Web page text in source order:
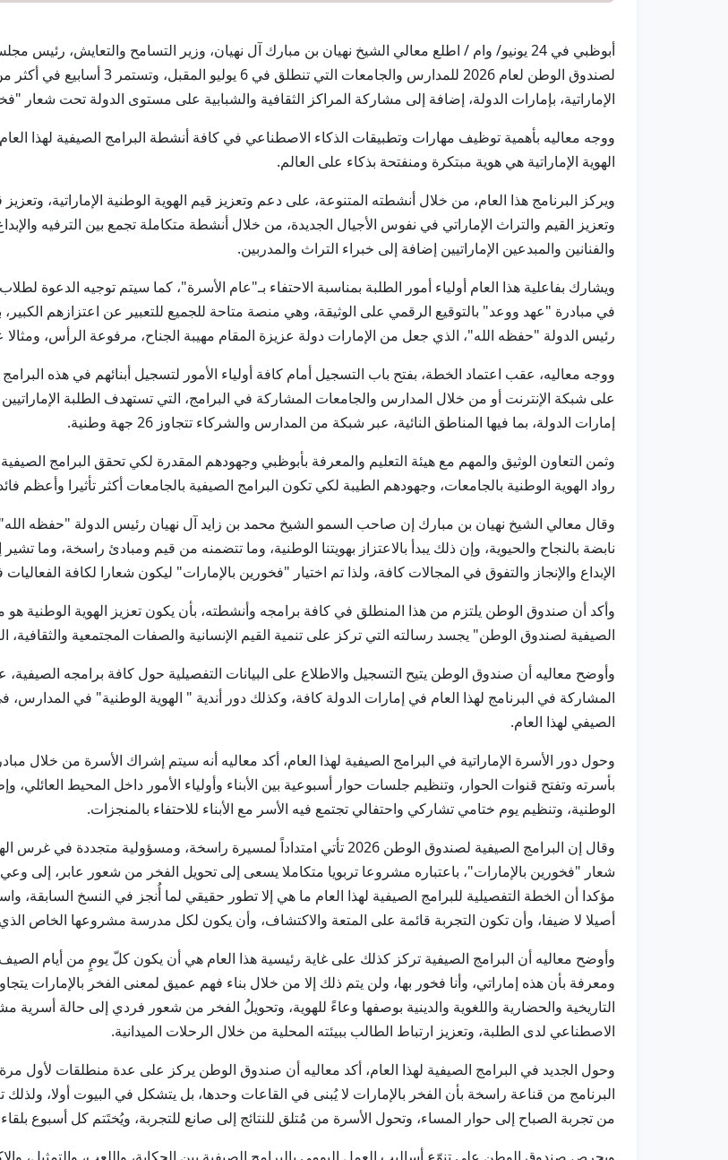
أبوظبي في 24 يونيو/ وام / اطلع معالي الشيخ نهيان بن مبارك آل نهيان، وزير التسامح والتعايش،
الإماراتية، بإمارات الدولة، إضافة إلى مشاركة المراكز الثقافية والشبابية على مستوى الدولة تحت شعار
ووجه معاليه بأهمية توظيف مهارات وتطبيقات الذكاء الاصطناعي في كافة أنشطة البرامج الصيفية لهذا
الهوية الإماراتية هي هوية مبتكرة ومنفتحة بذكاء على العالم.
ويركز البرنامج هذا العام، من خلال أنشطته المتنوعة، على دعم وتعزيز قيم الهوية الوطنية الإماراتية،
وتعزيز القيم والتراث الإماراتي في نفوس الأجيال الجديدة، من خلال أنشطة متكاملة تجمع بين الترفيه
والفنانين والمبدعين الإماراتيين إضافة إلى خبراء التراث والمدربين.
ويشارك بفاعلية هذا العام أولياء أمور الطلبة بمناسبة الاحتفاء بـ"عام الأسرة"، كما سيتم توجيه الدعوة
في مبادرة "عهد ووعد" بالتوقيع الرقمي على الوثيقة، وهي منصة متاحة للجميع للتعبير عن اعتزازهم
رئيس الدولة "حفظه الله"، الذي جعل من الإمارات دولة عزيزة المقام مهيبة الجناح، مرفوعة الرأس، ومثالا
ووجه معاليه، عقب اعتماد الخطة، بفتح باب التسجيل أمام كافة أولياء الأمور لتسجيل أبنائهم في هذه
إمارات الدولة، بما فيها المناطق النائية، عبر شبكة من المدارس والشركاء تتجاوز 26 جهة وطنية.
وثمن التعاون الوثيق والمهم مع هيئة التعليم والمعرفة بأبوظبي وجهودهم المقدرة لكي تحقق البرامج
رواد الهوية الوطنية بالجامعات، وجهودهم الطيبة لكي تكون البرامج الصيفية بالجامعات أكثر تأثيرا وأعظم
وقال معالي الشيخ نهيان بن مبارك إن صاحب السمو الشيخ محمد بن زايد آل نهيان رئيس الدولة "حفظه
نابضة بالنجاح والحيوية، وإن ذلك يبدأ بالاعتزاز بهويتنا الوطنية، وما تتضمنه من قيم ومبادئ راسخة، وما
الإبداع والإنجاز والتفوق في المجالات كافة، ولذا تم اختيار "فخورين بالإمارات" ليكون شعارا لكافة
وأكد أن صندوق الوطن يلتزم من هذا المنطلق في كافة برامجه وأنشطته، بأن يكون تعزيز الهوية الوطنية
الصيفية لصندوق الوطن" يجسد رسالته التي تركز على تنمية القيم الإنسانية والصفات المجتمعية والثقافية،
وأوضح معاليه أن صندوق الوطن يتيح التسجيل والاطلاع على البيانات التفصيلية حول كافة برامجه الصيفية،
المشاركة في البرنامج لهذا العام في إمارات الدولة كافة، وكذلك دور أندية " الهوية الوطنية" في
الصيفي لهذا العام.
وحول دور الأسرة الإماراتية في البرامج الصيفية لهذا العام، أكد معاليه أنه سيتم إشراك الأسرة من
بأسرته وتفتح قنوات الحوار، وتنظيم جلسات حوار أسبوعية بين الأبناء وأولياء الأمور داخل المحيط
الوطنية، وتنظيم يوم ختامي تشاركي واحتفالي تجتمع فيه الأسر مع الأبناء للاحتفاء بالمنجزات.
وقال إن البرامج الصيفية لصندوق الوطن 2026 تأتي امتداداً لمسيرة راسخة،
شعار "فخورين بالإمارات"، باعتباره مشروعا تربويا متكاملا يسعى إلى تحويل الفخر من شعور عابر،
مؤكدا أن الخطة التفصيلية للبرامج الصيفية لهذا العام ما هي إلا تطور حقيقي لما أُنجز في النسخ السابقة،
أصيلا لا ضيفا، وأن تكون التجربة قائمة على المتعة والاكتشاف، وأن يكون لكل مدرسة مشروعها الخاص
وأوضح معاليه أن البرامج الصيفية تركز كذلك على غاية رئيسية هذا العام هي أن يكون كلّ يومٍ من أيام
ومعرفة بأن هذه إماراتي، وأنا فخور بها، ولن يتم ذلك إلا من خلال بناء فهم عميق لمعنى الفخر بالإمارات
التاريخية والحضارية واللغوية والدينية بوصفها وعاءً للهوية، وتحويلُ الفخر من شعور فردي إلى حالة أسرية
الاصطناعي لدى الطلبة، وتعزيز ارتباط الطالب ببيئته المحلية من خلال الرحلات الميدانية.
وحول الجديد في البرامج الصيفية لهذا العام، أكد معاليه أن صندوق الوطن يركز على عدة منطلقات لأول
البرنامج من قناعة راسخة بأن الفخر بالإمارات لا يُبنى في القاعات وحدها، بل يتشكل في البيوت أولا،
من تجربة الصباح إلى حوار المساء، وتحول الأسرة من مُتلق للنتائج إلى صانع للتجربة، ويُختَتم كل أسبوع